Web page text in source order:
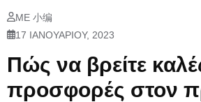
ΜΕ 小编
17 ΙΑΝΟΥΑΡΊΟΥ, 2023
Πώς να βρείτε
προσφορές στον